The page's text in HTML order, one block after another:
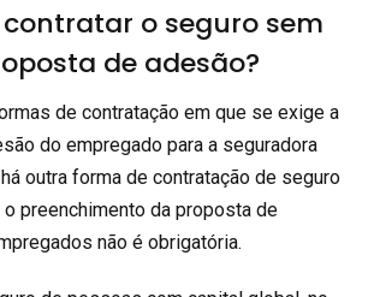
contratar o seguro sem
de adesão?
de contratação em que se exige a
do empregado para a seguradora
outra forma de contratação de seguro
preenchimento da proposta de
não é obrigatória.